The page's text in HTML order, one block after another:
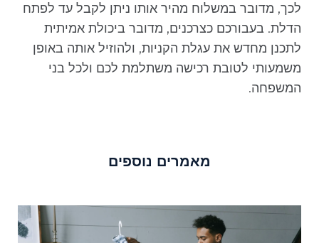
לכך, מדובר במשלוח מהיר אותו ניתן לקבל עד לפתח
הדלת. בעבורכם כצרכנים, מדובר ביכולת אמיתית
לתכנן מחדש את עגלת הקניות, ולהוזיל אותה באופן
משמעותי לטובת רכישה משתלמת לכם ולכל בני
המשפחה.
מאמרים נוספים